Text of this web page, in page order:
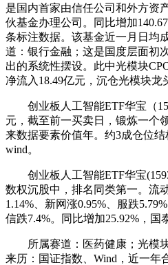
是国内首家由信任公司和外方资
伙基金办理公司。同比增加
条标注数据。该基金近一月日均
道：银行金融；这是国度层面初
出的系统性摆设。此中光模块
净流入18.49亿元，沉仓光模块龙
创业板人工智能ETF华宝（
元，截至前一买卖日，锻炼一个
来数据要素价值年。约3成仓位
wind。
创业板人工智能ETF华宝
数权沉股中，排名同类第一。流
1.14%、新网涨0.95%、服跌
信跌7.4%。同比增加25.92%，国
所属赛道：医药健康；光模块
来历：国证指数、Wind，近一年